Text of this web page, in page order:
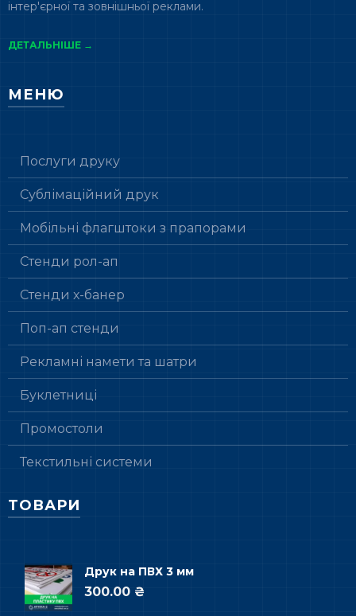
інтер'єрної та зовнішньої реклами.
ДЕТАЛЬНІШЕ →
МЕНЮ
Послуги друку
Сублімаційний друк
Мобільні флагштоки з прапорами
Стенди рол-ап
Стенди х-банер
Поп-ап стенди
Рекламні намети та шатри
Буклетниці
Промостоли
Текстильні системи
ТОВАРИ
Друк на ПВХ 3 мм
300.00 ₴